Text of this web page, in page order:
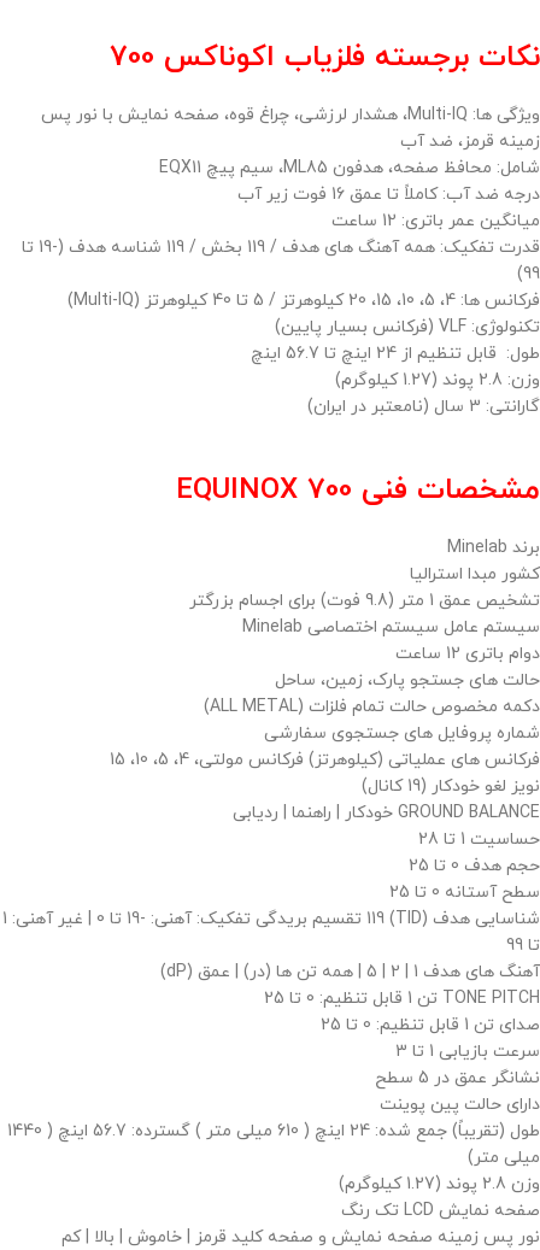
نکات برجسته فلزیاب اکوناکس 700
ویژگی ها: Multi-IQ، هشدار لرزشی، چراغ قوه، صفحه نمایش با نور پس
زمینه قرمز، ضد آب
شامل: محافظ صفحه، هدفون ML85، سیم پیچ EQX11
درجه ضد آب: کاملاً تا عمق 16 فوت زیر آب
میانگین عمر باتری: 12 ساعت
قدرت تفکیک: همه آهنگ های هدف / 119 بخش / 119 شناسه هدف (-19 تا
99)
فرکانس ها: 4، 5، 10، 15، 20 کیلوهرتز / 5 تا 40 کیلوهرتز (Multi-IQ)
تکنولوژی: VLF (فرکانس بسیار پایین)
طول: قابل تنظیم از 24 اینچ تا 56.7 اینچ
وزن: 2.8 پوند (1.27 کیلوگرم)
گارانتی: 3 سال (نامعتبر در ایران)
مشخصات فنی EQUINOX 700
برند Minelab
کشور مبدا استرالیا
تشخیص عمق 1 متر (9.8 فوت) برای اجسام بزرگتر
سیستم عامل سیستم اختصاصی Minelab
دوام باتری 12 ساعت
حالت های جستجو پارک، زمین، ساحل
دکمه مخصوص حالت تمام فلزات (ALL METAL)
شماره پروفایل های جستجوی سفارشی
فرکانس های عملیاتی (کیلوهرتز) فرکانس مولتی، 4، 5، 10، 15
نویز لغو خودکار (19 کانال)
GROUND BALANCE خودکار | راهنما | ردیابی
حساسیت 1 تا 28
حجم هدف 0 تا 25
سطح آستانه 0 تا 25
شناسایی هدف (TID) 119 تقسیم بریدگی تفکیک: آهنی: -19 تا 0 | غیر آهنی: 1
تا 99
آهنگ های هدف 1 | 2 | 5 | همه تن ها (در) | عمق (dP)
TONE PITCH تن 1 قابل تنظیم: 0 تا 25
صدای تن 1 قابل تنظیم: 0 تا 25
سرعت بازیابی 1 تا 3
نشانگر عمق در 5 سطح
دارای حالت پین پوینت
طول (تقریباً) جمع شده: 24 اینچ ( 610 میلی متر ) گسترده: 56.7 اینچ ( 1440
میلی متر)
وزن 2.8 پوند (1.27 کیلوگرم)
صفحه نمایش LCD تک رنگ
نور پس زمینه صفحه نمایش و صفحه کلید قرمز | خاموش | بالا | کم